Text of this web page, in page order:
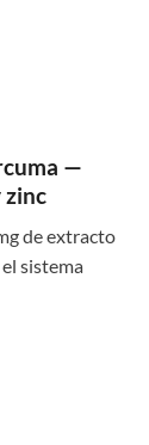
—
zinc
de extracto
sistema